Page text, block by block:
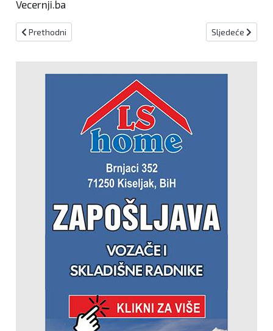
Vecernji.ba
Prethodni članak: Novih 320 slučajeva koronavirusa u BiH,
Prethodni Sljedeći
Sljedeće